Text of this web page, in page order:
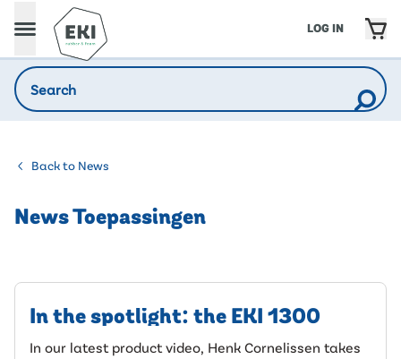
LOG IN
Back to News
News Toepassingen
In the spotlight: the EKI 1300
In our latest product video, Henk Cornelissen takes